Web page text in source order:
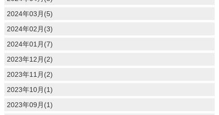
2024年03月(5)
2024年02月(3)
2024年01月(7)
2023年12月(2)
2023年11月(2)
2023年10月(1)
2023年09月(1)